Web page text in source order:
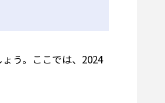
う。ここでは、2024